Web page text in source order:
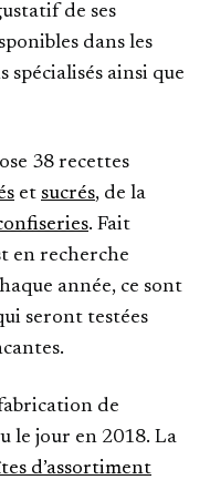
de ses
dans les
spécialisés ainsi que
38 recettes
et sucrés, de la
. Fait
en recherche
année, ce sont
seront testées
de
le jour en 2018. La
d’assortiment